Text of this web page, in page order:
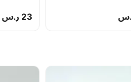
23 ر.س